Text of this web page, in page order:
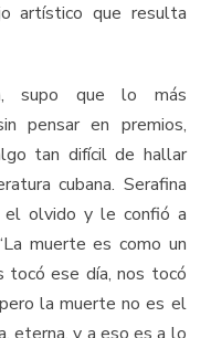
artístico que resulta
supo que lo más
pensar en premios,
tan difícil de hallar
cubana. Serafina
olvido y le confió a
muerte es como un
tocó ese día, nos tocó
la muerte no es el